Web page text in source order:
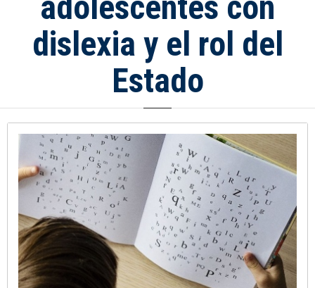
dislexia y el rol del
Estado